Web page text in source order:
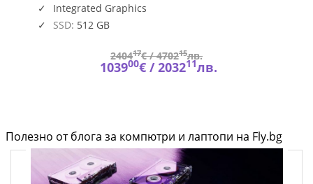
Integrated Graphics
SSD: 512 GB
240417€ /470215лв.
103900€ /203211лв.
Полезно от блога за компютри и лаптопи на Fly.bg